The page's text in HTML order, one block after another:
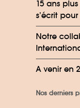
15 ans
s’écrit
Notre
A venir en
Nos derniers